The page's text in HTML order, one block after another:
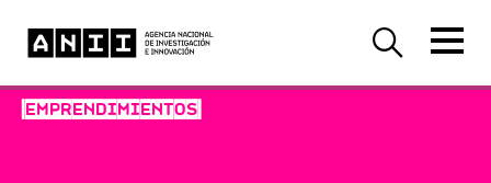
-EMPRENDIMIENTOS-